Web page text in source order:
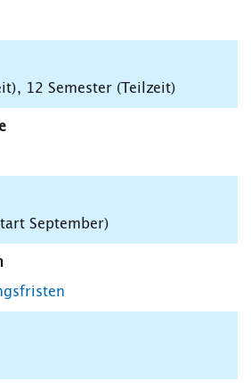
12 Semester (Teilzeit)
September)